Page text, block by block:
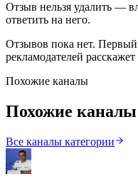
Отзыв нельзя удалить —
ответить на него.
Отзывов пока нет. Первый
рекламодателей
Похожие каналы
Похожие каналы
Все каналы категории